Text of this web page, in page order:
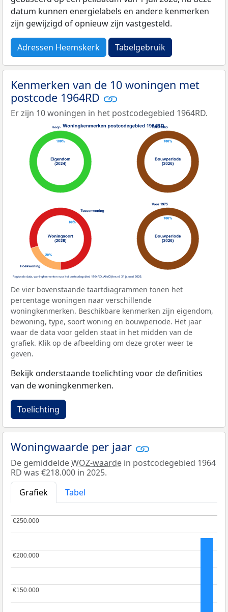
datum kunnen energielabels en andere kenmerken
zijn gewijzigd of opnieuw zijn vastgesteld.
Adressen Heemskerk Tabelgebruik
Kenmerken van de 10 woningen met
postcode 1964RD
Er zijn 10 woningen in het postcodegebied 1964RD.
De vier bovenstaande taartdiagrammen tonen het
percentage woningen naar verschillende
woningkenmerken. Beschikbare kenmerken zijn eigendom,
bewoning, type, soort woning en bouwperiode. Het jaar
waar de data voor gelden staat in het midden van de
grafiek. Klik op de afbeelding om deze groter weer te
geven.
Bekijk onderstaande toelichting voor de definities
van de woningkenmerken.
Toelichting
Woningwaarde per jaar
De gemiddeldeWOZ-waarde in postcodegebied 1964
RD was €218.000 in 2025.
Grafiek
Tabel
€150.000
€150.000
€200.000
€200.000
€250.000
€250.000